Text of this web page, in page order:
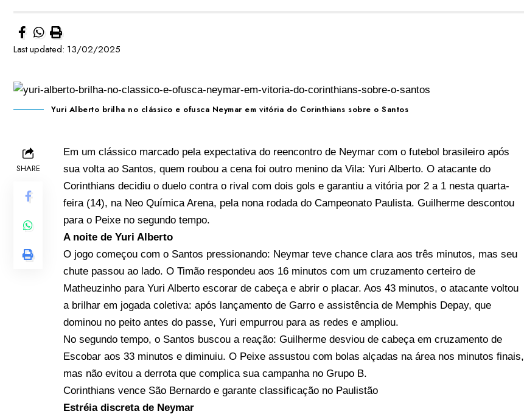
Last updated: 13/02/2025
Yuri Alberto brilha no clássico e ofusca Neymar em vitória do Corinthians sobre o Santos
SHARE
Em um clássico marcado pela expectativa do reencontro de Neymar com o futebol brasileiro após
sua volta ao Santos, quem roubou a cena foi outro menino da Vila: Yuri Alberto. O atacante do
Corinthians decidiu o duelo contra o rival com dois gols e garantiu a vitória por 2 a 1 nesta quarta-
feira (14), na Neo Química Arena, pela nona rodada do Campeonato Paulista. Guilherme descontou
para o Peixe no segundo tempo.
A noite de Yuri Alberto
O jogo começou com o Santos pressionando: Neymar teve chance clara aos três minutos, mas seu
chute passou ao lado. O Timão respondeu aos 16 minutos com um cruzamento certeiro de
Matheuzinho para Yuri Alberto escorar de cabeça e abrir o placar. Aos 43 minutos, o atacante voltou
a brilhar em jogada coletiva: após lançamento de Garro e assistência de Memphis Depay, que
dominou no peito antes do passe, Yuri empurrou para as redes e ampliou.
No segundo tempo, o Santos buscou a reação: Guilherme desviou de cabeça em cruzamento de
Escobar aos 33 minutos e diminuiu. O Peixe assustou com bolas alçadas na área nos minutos finais,
mas não evitou a derrota que complica sua campanha no Grupo B.
Corinthians vence São Bernardo e garante classificação no Paulistão
Estréia discreta de Neymar